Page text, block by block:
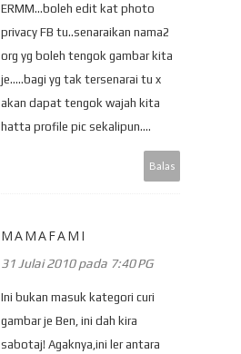
ERMM...boleh edit kat photo
privacy FB tu..senaraikan nama2
org yg boleh tengok gambar kita
je.....bagi yg tak tersenarai tu x
akan dapat tengok wajah kita
hatta profile pic sekalipun....
Balas
MAMAFAMI
31 Julai 2010 pada 7:40 PG
Ini bukan masuk kategori curi
gambar je Ben, ini dah kira
sabotaj! Agaknya,ini ler antara